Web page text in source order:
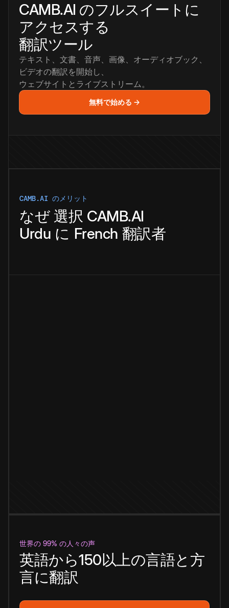
CAMB.AI のフルスイートに
アクセスする
翻訳ツール
テキスト、文書、音声、画像、オーディオブック、
ビデオの翻訳を開始し、
ウェブサイトとライブストリーム。
無料で始める →
CAMB.AI のメリット
なぜ 選択 CAMB.AI
Urdu に French 翻訳者
世界の 99% の人々の声
英語から150以上の言語と方
言に翻訳